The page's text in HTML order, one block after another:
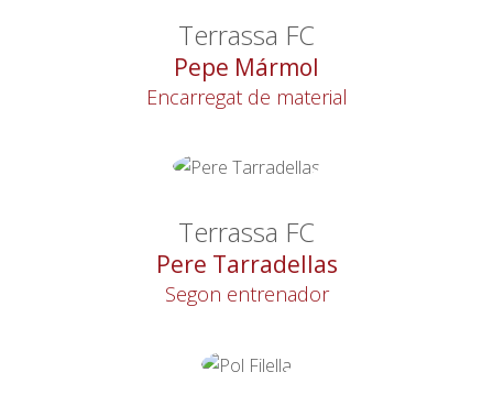
Terrassa FC
Pepe Mármol
Encarregat de material
Terrassa FC
Pere Tarradellas
Segon entrenador